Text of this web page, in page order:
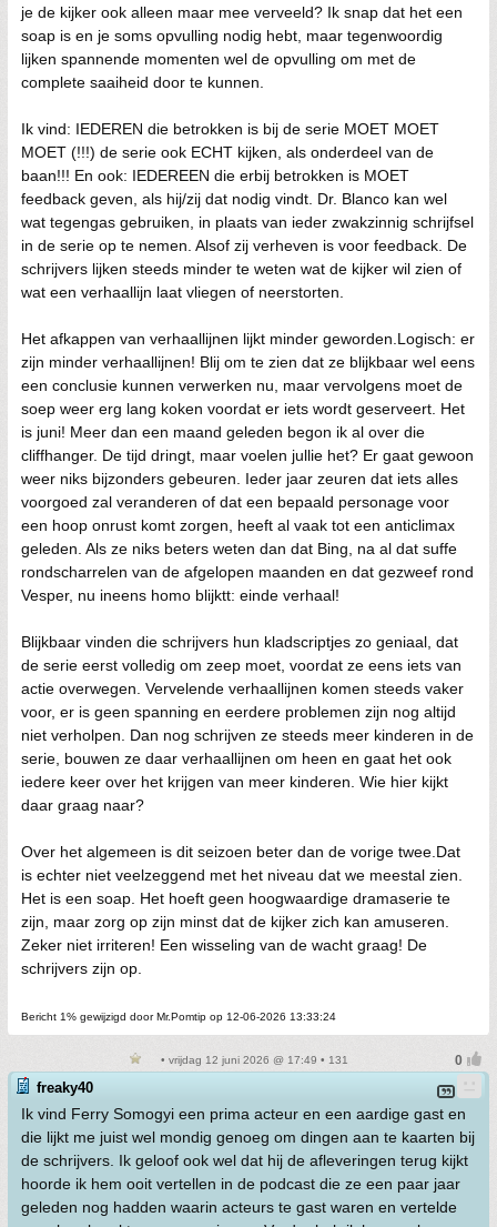
je de kijker ook alleen maar mee verveeld? Ik snap dat het een
soap is en je soms opvulling nodig hebt, maar tegenwoordig
lijken spannende momenten wel de opvulling om met de
complete saaiheid door te kunnen.
Ik vind: IEDEREN die betrokken is bij de serie MOET MOET
MOET (!!!) de serie ook ECHT kijken, als onderdeel van de
baan!!! En ook: IEDEREEN die erbij betrokken is MOET
feedback geven, als hij/zij dat nodig vindt. Dr. Blanco kan wel
wat tegengas gebruiken, in plaats van ieder zwakzinnig schrijfsel
in de serie op te nemen. Alsof zij verheven is voor feedback. De
schrijvers lijken steeds minder te weten wat de kijker wil zien of
wat een verhaallijn laat vliegen of neerstorten.
Het afkappen van verhaallijnen lijkt minder geworden.Logisch: er
zijn minder verhaallijnen! Blij om te zien dat ze blijkbaar wel eens
een conclusie kunnen verwerken nu, maar vervolgens moet de
soep weer erg lang koken voordat er iets wordt geserveert. Het
is juni! Meer dan een maand geleden begon ik al over die
cliffhanger. De tijd dringt, maar voelen jullie het? Er gaat gewoon
weer niks bijzonders gebeuren. Ieder jaar zeuren dat iets alles
voorgoed zal veranderen of dat een bepaald personage voor
een hoop onrust komt zorgen, heeft al vaak tot een anticlimax
geleden. Als ze niks beters weten dan dat Bing, na al dat suffe
rondscharrelen van de afgelopen maanden en dat gezweef rond
Vesper, nu ineens homo blijktt: einde verhaal!
Blijkbaar vinden die schrijvers hun kladscriptjes zo geniaal, dat
de serie eerst volledig om zeep moet, voordat ze eens iets van
actie overwegen. Vervelende verhaallijnen komen steeds vaker
voor, er is geen spanning en eerdere problemen zijn nog altijd
niet verholpen. Dan nog schrijven ze steeds meer kinderen in de
serie, bouwen ze daar verhaallijnen om heen en gaat het ook
iedere keer over het krijgen van meer kinderen. Wie hier kijkt
daar graag naar?
Over het algemeen is dit seizoen beter dan de vorige twee.Dat
is echter niet veelzeggend met het niveau dat we meestal zien.
Het is een soap. Het hoeft geen hoogwaardige dramaserie te
zijn, maar zorg op zijn minst dat de kijker zich kan amuseren.
Zeker niet irriteren! Een wisseling van de wacht graag! De
schrijvers zijn op.
Bericht 1% gewijzigd door Mr.Pomtip op 12-06-2026 13:33:24
• vrijdag 12 juni 2026 @ 17:49 • 131
freaky40
Ik vind Ferry Somogyi een prima acteur en een aardige gast en
die lijkt me juist wel mondig genoeg om dingen aan te kaarten bij
de schrijvers. Ik geloof ook wel dat hij de afleveringen terug kijkt
hoorde ik hem ooit vertellen in de podcast die ze een paar jaar
geleden nog hadden waarin acteurs te gast waren en vertelde